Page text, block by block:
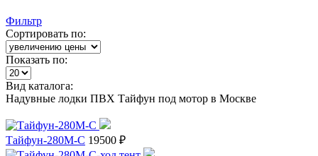
Фильтр
Сортировать по:
Показать по:
Вид каталога:
Надувные лодки ПВХ Тайфун под мотор в Москве
Тайфун-280М-С 19500 ₽